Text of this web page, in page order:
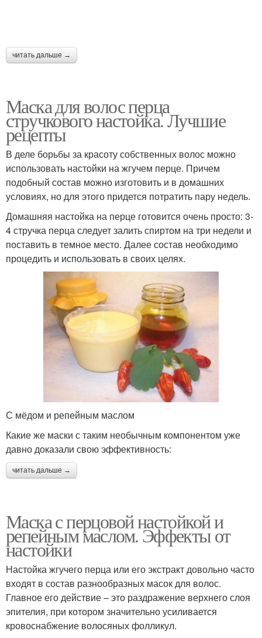
Настойки для волос
Настойка с бальзамом Чили для волос
Перечная настойка Стручковая настойка
Масло с настойкой Волос с настойкой
Волос с перцовой
настойкой
Настойка от облысения
читать дальше →
Маска для волос перца
стручкового настойка. Лучшие
рецепты
В деле борьбы за красоту собственных волос можно
использовать настойки на жгучем перце. Причем
подобный состав можно изготовить и в домашних
условиях, но для этого придется потратить пару недель.
Домашняя настойка на перце готовится очень просто: 3-
4 стручка перца следует залить спиртом на три недели и
поставить в темное место. Далее состав необходимо
процедить и использовать в своих целях.
С мёдом и репейным маслом
Какие же маски с таким необычным компонентом уже
давно доказали свою эффективность:
читать дальше →
Маска с перцовой настойкой и
репейным маслом. Эффекты от
настойки
Настойка жгучего перца или его экстракт довольно часто
входят в состав разнообразных масок для волос.
Главное его действие – это раздражение верхнего слоя
эпителия, при котором значительно усиливается
кровоснабжение волосяных фолликул.